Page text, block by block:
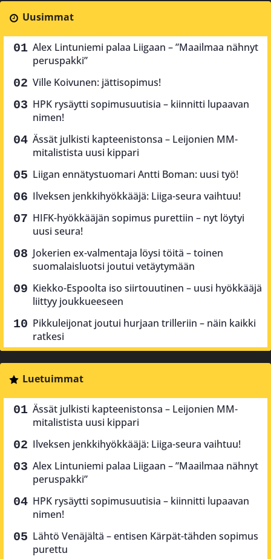
Uusimmat
Alex Lintuniemi palaa Liigaan – ”Maailmaa nähnyt
peruspakki”
Ville Koivunen: jättisopimus!
HPK rysäytti sopimusuutisia – kiinnitti lupaavan
nimen!
Ässät julkisti kapteenistonsa – Leijonien MM-
mitalistista uusi kippari
Liigan ennätystuomari Antti Boman: uusi työ!
Ilveksen jenkkihyökkääjä: Liiga-seura vaihtuu!
HIFK-hyökkääjän sopimus purettiin – nyt löytyi
uusi seura!
Jokerien ex-valmentaja löysi töitä – toinen
suomalaisluotsi joutui vetäytymään
Kiekko-Espoolta iso siirtouutinen – uusi hyökkääjä
liittyy joukkueeseen
Pikkuleijonat joutui hurjaan trilleriin – näin kaikki
ratkesi
Luetuimmat
Ässät julkisti kapteenistonsa – Leijonien MM-
mitalistista uusi kippari
Ilveksen jenkkihyökkääjä: Liiga-seura vaihtuu!
Alex Lintuniemi palaa Liigaan – ”Maailmaa nähnyt
peruspakki”
HPK rysäytti sopimusuutisia – kiinnitti lupaavan
nimen!
Lähtö Venäjältä – entisen Kärpät-tähden sopimus
purettu